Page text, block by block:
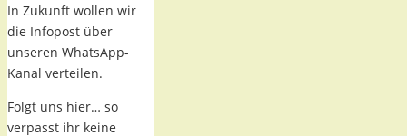
In Zukunft wollen wir
die Infopost über
unseren WhatsApp-
Kanal verteilen.
Folgt uns hier… so
verpasst ihr keine